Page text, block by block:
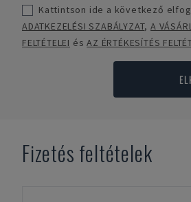
Kattintson ide a következő
ADATKEZELÉSI SZABÁLYZAT,A
FELTÉTELEI ésAZ ÉRTÉKESÍTÉS
Fizetés feltételek